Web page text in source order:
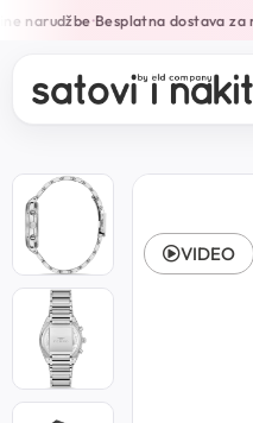
narudžbe•Besplatna dostava za
VIDEO